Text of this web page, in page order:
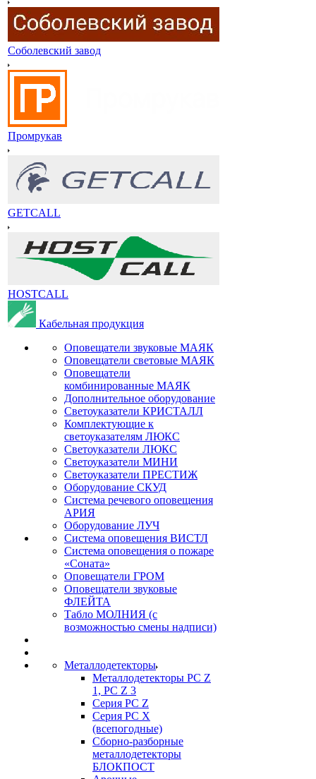
Соболевский завод
Промрукав
GETCALL
HOSTCALL
Кабельная продукция
Оповещатели звуковые МАЯК
Оповещатели световые МАЯК
Оповещатели
комбинированные МАЯК
Дополнительное оборудование
Светоуказатели КРИСТАЛЛ
Комплектующие к
светоуказателям ЛЮКС
Светоуказатели ЛЮКС
Светоуказатели МИНИ
Светоуказатели ПРЕСТИЖ
Оборудование СКУД
Система речевого оповещения
АРИЯ
Оборудование ЛУЧ
Система оповещения ВИСТЛ
Система оповещения о пожаре
«Соната»
Оповещатели ГРОМ
Оповещатели звуковые
ФЛЕЙТА
Табло МОЛНИЯ (с
возможностью смены надписи)
Металлодетекторы
Металлодетекторы РС Z
1, PC Z 3
Серия РС Z
Серия РС X
(всепогодные)
Сборно-разборные
металлодетекторы
БЛОКПОСТ